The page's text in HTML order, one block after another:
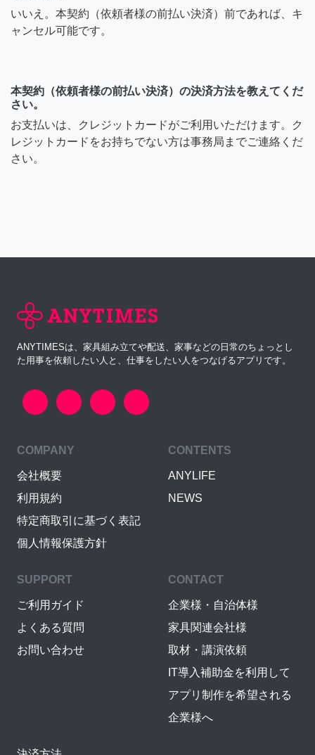
いいえ。本契約（依頼者様の前払い決済）前であれば、キ
ャンセル可能です。
本契約（依頼者様の前払い決済）の決済方法を教えてくだ
さい。
お支払いは、クレジットカードがご利用いただけます。ク
レジットカードをお持ちでない方は事務局までご連絡くだ
さい。
ANYTIMESは、家具組み立てや配送、家事などの日常のちょっとし
た用事を依頼したい人と、仕事をしたい人をつなげるアプリです。
COMPANY
会社概要
利用規約
特定商取引に基づく表記
個人情報保護方針
CONTENTS
ANYLIFE
NEWS
SUPPORT
ご利用ガイド
よくある質問
お問い合わせ
CONTACT
企業様・自治体様
家具関連会社様
取材・講演依頼
IT導入補助金を利用して
アプリ制作を希望される
企業様へ